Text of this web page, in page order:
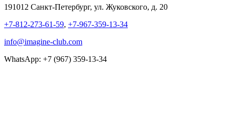
191012 Санкт-Петербург, ул. Жуковского, д. 20
+7-812-273-61-59, +7-967-359-13-34
info@imagine-club.com
WhatsApp: +7 (967) 359-13-34